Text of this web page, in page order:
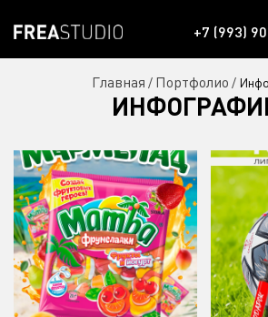
+7 (993)
Главная / Портфолио /